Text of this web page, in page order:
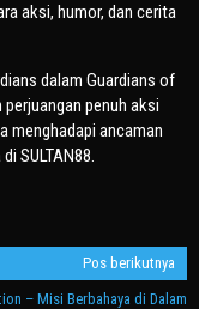
aksi, humor, dan cerita
dalam Guardians of
perjuangan penuh aksi
menghadapi ancaman
SULTAN88.
Pos berikutnya
– Misi Berbahaya di Dalam